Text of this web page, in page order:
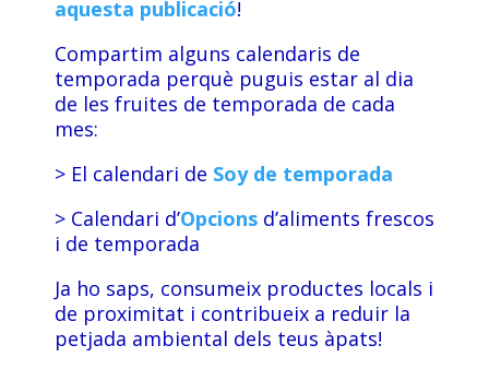
aquesta publicació!
Compartim alguns calendaris de
temporada perquè puguis estar al dia
de les fruites de temporada de cada
mes:
> El calendari de Soy de temporada
> Calendari d’Opcions d’aliments frescos
i de temporada
Ja ho saps, consumeix productes locals i
de proximitat i contribueix a reduir la
petjada ambiental dels teus àpats!